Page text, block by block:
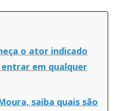
o ator indicado
em qualquer
saiba quais são